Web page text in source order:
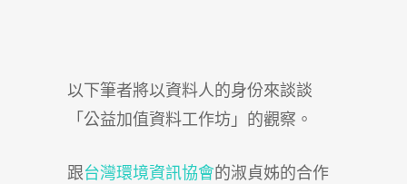
以下筆者將以資料人的身份來談談
「公益加值資料工作坊」的觀察。
跟台灣環境資訊協會的淑貞姊的合作